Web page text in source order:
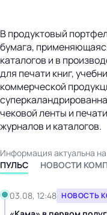
В продуктовый
бумага,
каталогов и в
для печати книг,
коммерческой
чековой ленты и
журналов и каталогов.
Информация актуальна
ПУЛЬС
НОВОСТИ
03.08, 12:48 НОВОСТЬ